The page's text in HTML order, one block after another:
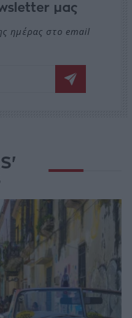
μας
ημέρας στο email